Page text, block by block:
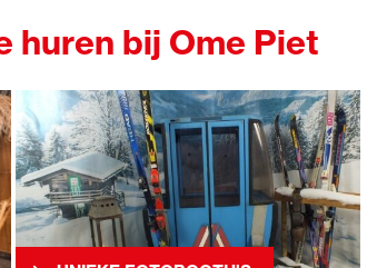
huren bij Ome Piet